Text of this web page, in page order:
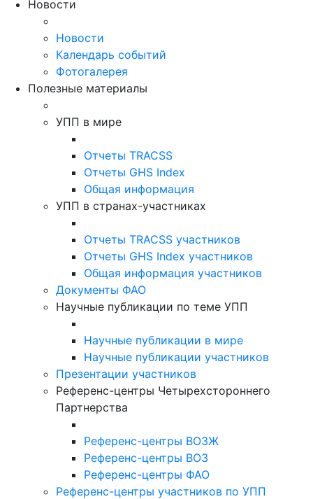
Новости
Новости
Календарь событий
Фотогалерея
Полезные материалы
УПП в мире
Отчеты TRACSS
Отчеты GHS Index
Общая информация
УПП в странах-участниках
Отчеты TRACSS участников
Отчеты GHS Index участников
Общая информация участников
Документы ФАО
Научные публикации по теме УПП
Научные публикации в мире
Научные публикации участников
Презентации участников
Референс-центры Четырехстороннего
Партнерства
Референс-центры ВОЗЖ
Референс-центры ВОЗ
Референс-центры ФАО
Референс-центры участников по УПП